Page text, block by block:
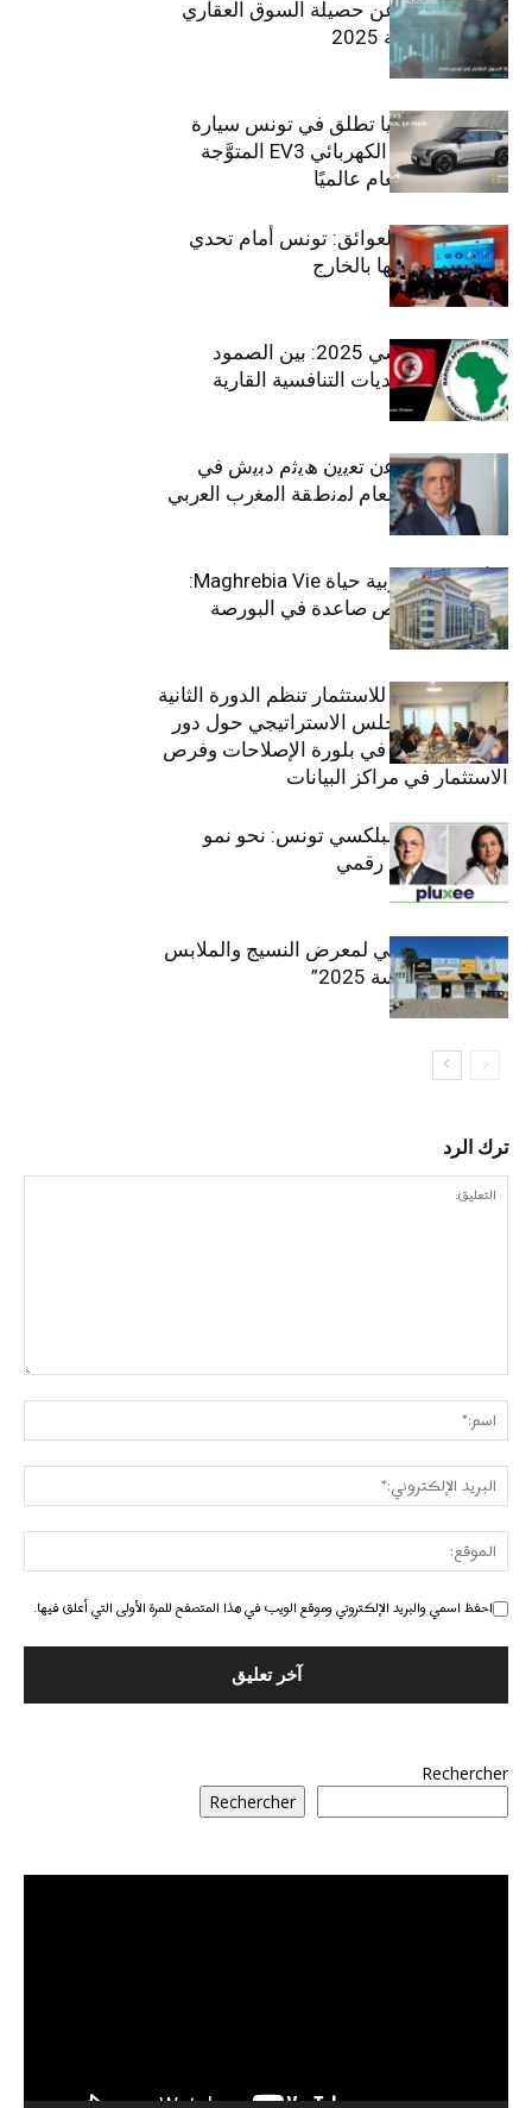
مبوب تكشف عن حصيلة السوق العقاري
في تونس لسنة 2025
سيتي كارز – كيا تطلق في تونس سيارة
الـدفع الرباعي الكهربائي EV3 المتوَّجة
بلقب سيارة العام عالميًا
بين الطموح والعوائق: تونس أمام تحدي
استعادة كفاءاتها بالخارج
الاقتصاد التونسي 2025: بين الصمود
الاجتماعي وتحديات التنافسية القارية
ﺗﯾﺗرا ﺑﺎك ﺗﻌﻠن ﻋن ﺗﻌﯾﯾن ھﯾﺛم دﺑﯾش ﻓﻲ
ﻣﻧﺻب اﻟﻣدﯾر اﻟﻌﺎم ﻟﻣﻧطﻘﺔ اﻟﻣﻐرب اﻟﻌرﺑﻲ
وﻏرب أﻓرﯾﻘﯾﺎ
التأمينات المغربية حياة Maghrebia Vie:
فاعل رائد بفرص صاعدة في البورصة
(+34.8%)
الهيئة التونسية للاستثمار تنظم الدورة الثانية
والعشرين للمجلس الاستراتيجي حول دور
القطاع الخاص في بلورة الإصلاحات وفرص
الاستثمار في مراكز البيانات
قيادة مزدوجة لبلكسي تونس: نحو نمو
متسارع وتحول رقمي
الافتتاح الرسمي لمعرض النسيج والملابس
“إنترتكس سوسة 2025”
ترك الرد
احفظ اسمي والبريد الإلكتروني وموقع الويب في هذا المتصفح للمرة الأولى التي أعلق فيها.
Rechercher
Rechercher